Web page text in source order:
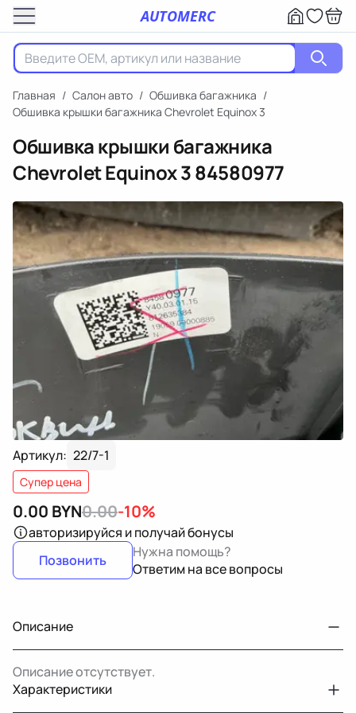
AUTOMERC
Главная / Салон авто / Обшивка багажника /
Обшивка крышки багажника Chevrolet Equinox 3
Обшивка крышки багажника
Chevrolet Equinox 384580977
Артикул: 22/7-1
Супер цена
0.00 BYN0.00-10%
авторизируйся и получай бонусы
Позвонить
Нужна помощь?
Ответим на все вопросы
Описание
Описание отсутствует.
Характеристики